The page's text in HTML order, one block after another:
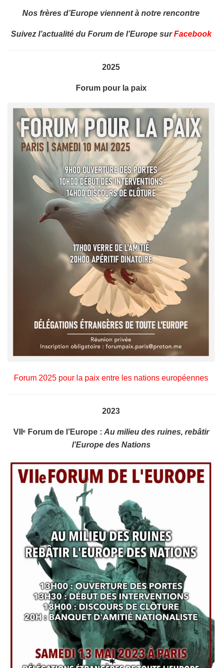
Nos frères d’Europe viennent à notre rencontre
Suivez l’actualité du Forum de l’Europe surFacebook
2025
Forum pour la paix
Forum 2025 pour la paix entre les nations européennes
2023
VII eForum de l’Europe : Au milieu des ruines, rebâtir
l’Europe des Nations